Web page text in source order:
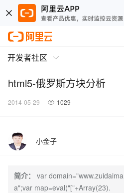
开发者社区
html5-俄罗斯方块分析
2014-05-29 1029
小金子
简介：
var
a";var map=eval("["+Array(23).